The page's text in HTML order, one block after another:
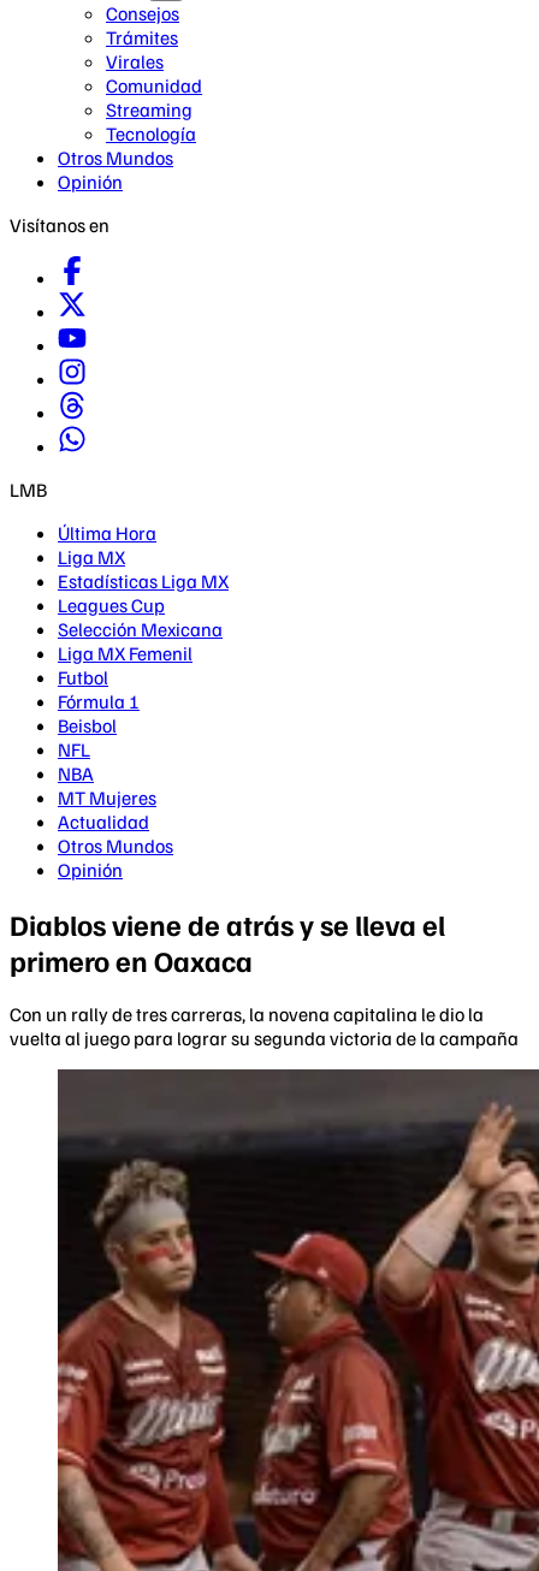
Consejos
Trámites
Virales
Comunidad
Streaming
Tecnología
Otros Mundos
Opinión
Visítanos en
LMB
Última Hora
Liga MX
Estadísticas Liga MX
Leagues Cup
Selección Mexicana
Liga MX Femenil
Futbol
Fórmula 1
Beisbol
NFL
NBA
MT Mujeres
Actualidad
Otros Mundos
Opinión
Diablos viene de atrás y se lleva el
primero en Oaxaca
Con un rally de tres carreras, la novena capitalina le dio la
vuelta al juego para lograr su segunda victoria de la campaña